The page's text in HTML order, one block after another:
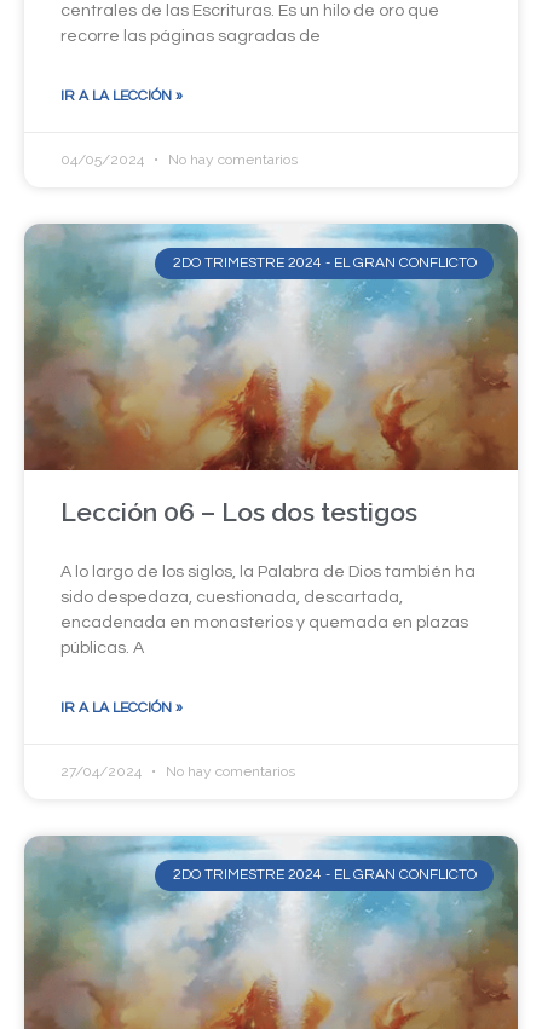
centrales de las Escrituras. Es un hilo de oro que
recorre las páginas sagradas de
IR A LA LECCIÓN »
04/05/2024 No hay comentarios
2DO TRIMESTRE 2024 - EL GRAN CONFLICTO
Lección 06 – Los dos testigos
A lo largo de los siglos, la Palabra de Dios también ha
sido despedaza, cuestionada, descartada,
encadenada en monasterios y quemada en plazas
públicas. A
IR A LA LECCIÓN »
27/04/2024 No hay comentarios
2DO TRIMESTRE 2024 - EL GRAN CONFLICTO